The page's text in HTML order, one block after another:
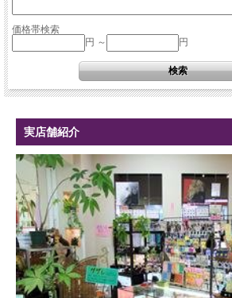
価格帯検索
円 ～
円
実店舗紹介